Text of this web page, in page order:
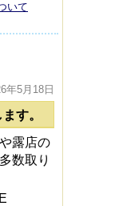
いて
年5月18日
す。
露店の
数取り